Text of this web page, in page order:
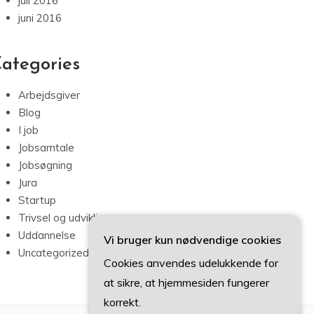
juni 2016
Arbejdsgiver
Blog
I job
Jobsamtale
Jobsøgning
Jura
Startup
Trivsel og udvikling
Uddannelse
Uncategorized
Vi bruger kun nødvendige cookies
Cookies anvendes udelukkende for
at sikre, at hjemmesiden fungerer
korrekt.